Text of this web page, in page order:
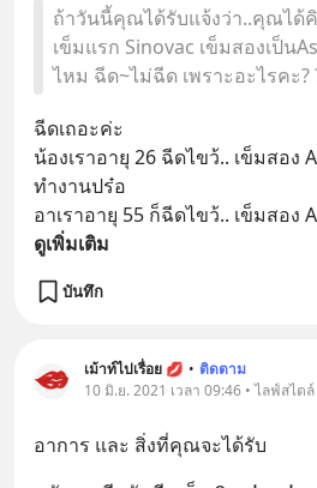
ถ้าวันนี้คุณได้รับแจ้งว่า..คุณได้
เข็มแรก Sinovac เข็มสองเป็น
ไหม ฉีด~ไม่ฉีด เพราะอะไรคะ?
ฉีดเถอะค่ะ
น้องเราอายุ 26 ฉีดไขว้.. เข็มสอง
ทำงานปร๋อ
อาเราอายุ 55 ก็ฉีดไขว้.. เข็มสอง
ดูเพิ่มเติม
บันทึก
เม้าท์ไปเรื่อย 💋 • ติดตาม
10 มิ.ย. 2021 เวลา 09:46 • ไลฟ์สไตล์
อาการ และ สิ่งที่คุณจะได้รับ